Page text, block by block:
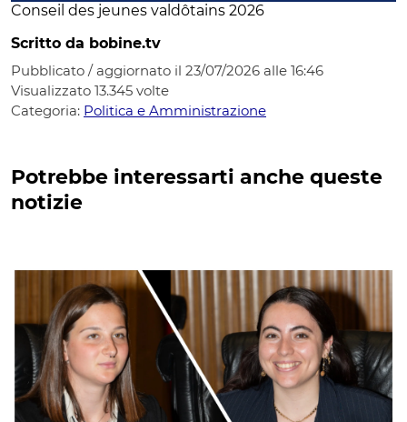
Conseil des jeunes valdôtains 2026
Scritto da bobine.tv
Pubblicato / aggiornato il 23/07/2026 alle 16:46
Visualizzato 13.345 volte
Categoria: Politica e Amministrazione
Potrebbe interessarti anche queste
notizie